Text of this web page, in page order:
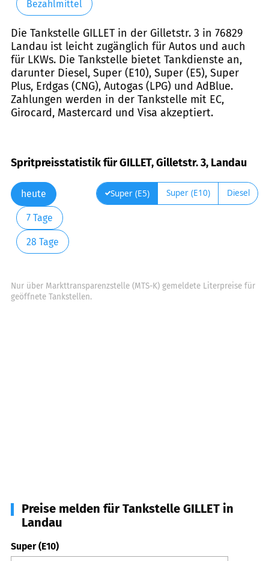
Bezahlmittel
Die Tankstelle GILLET in der Gilletstr. 3 in 76829
Landau ist leicht zugänglich für Autos und auch
für LKWs. Die Tankstelle bietet Tankdienste an,
darunter Diesel, Super (E10), Super (E5), Super
Plus, Erdgas (CNG), Autogas (LPG) und AdBlue.
Zahlungen werden in der Tankstelle mit EC,
Girocard, Mastercard und Visa akzeptiert.
Spritpreisstatistik für GILLET, Gilletstr. 3, Landau
heute
7 Tage
28 Tage
Super (E5) Super (E10) Diesel
Nur über Markttransparenzstelle (MTS-K) gemeldete Literpreise für
geöffnete Tankstellen.
Preise melden für Tankstelle GILLET in
Landau
Super (E10)